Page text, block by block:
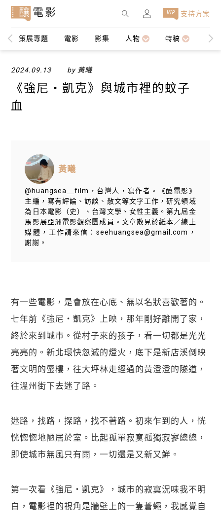
策展專題 電影 影集 人物 特稿 編
支持方案
×
2024.09.13 by 黃曦
《強尼・凱克》與城市裡的蚊子
血
黃曦
@huangsea＿film，台灣人，寫作者。《釀電影》
主編，寫有評論、訪談、散文等文字工作，研究領域
為日本電影（史）、台灣文學、女性主義。第九屆金
馬影展亞洲電影觀察團成員。文章散見於紙本／線上
媒體，工作請來信：seehuangsea@gmail.com，
謝謝。
有一些電影，是會放在心底、無以名狀喜歡著的。
七年前《強尼・凱克》上映，那年剛好離開了家，
終於來到城市。從村子來的孩子，看一切都是光光
亮亮的。新北環快忽滅的燈火，底下是新店溪倒映
著文明的蜃樓，往大坪林走經過的黃澄澄的隧道，
往溫州街下去迷了路。
迷路，找路，探路，找不著路。初來乍到的人，恍
恍惚惚地陋居於室。比起孤單寂寞孤獨寂寥總總，
即使城市無風只有雨，一切還是又新又鮮。
第一次看《強尼・凱克》，城市的寂寞況味我不明
白，電影裡的視角是牆壁上的一隻蒼蠅，我感覺自